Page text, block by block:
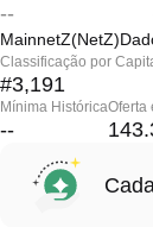
--
Classificação por
#3,191
Mínima Histórica
--
Oferta